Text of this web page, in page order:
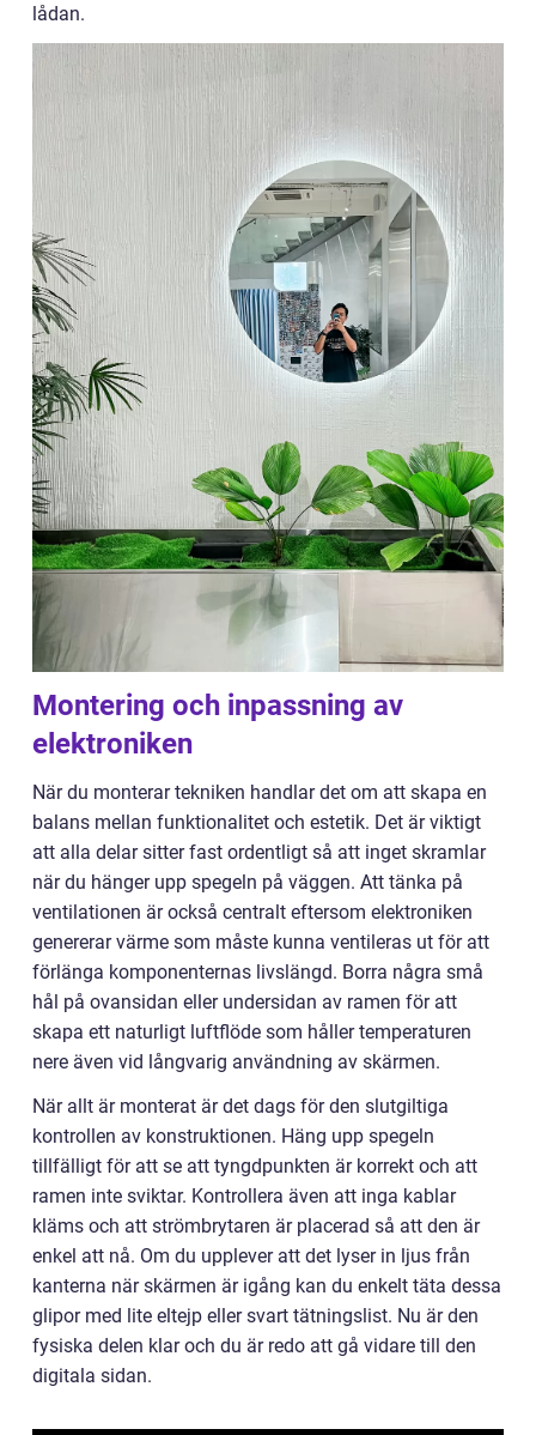
lådan.
Montering och inpassning av
elektroniken
När du monterar tekniken handlar det om att skapa en
balans mellan funktionalitet och estetik. Det är viktigt
att alla delar sitter fast ordentligt så att inget skramlar
när du hänger upp spegeln på väggen. Att tänka på
ventilationen är också centralt eftersom elektroniken
genererar värme som måste kunna ventileras ut för att
förlänga komponenternas livslängd. Borra några små
hål på ovansidan eller undersidan av ramen för att
skapa ett naturligt luftflöde som håller temperaturen
nere även vid långvarig användning av skärmen.
När allt är monterat är det dags för den slutgiltiga
kontrollen av konstruktionen. Häng upp spegeln
tillfälligt för att se att tyngdpunkten är korrekt och att
ramen inte sviktar. Kontrollera även att inga kablar
kläms och att strömbrytaren är placerad så att den är
enkel att nå. Om du upplever att det lyser in ljus från
kanterna när skärmen är igång kan du enkelt täta dessa
glipor med lite eltejp eller svart tätningslist. Nu är den
fysiska delen klar och du är redo att gå vidare till den
digitala sidan.